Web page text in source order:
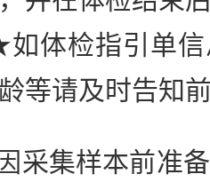
体检指引单
等请及时告知
集样本前准备